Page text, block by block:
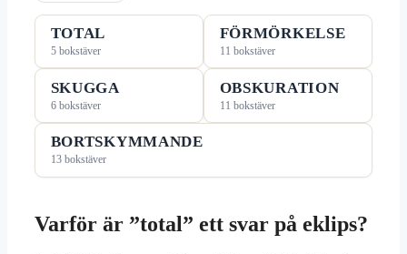
TOTAL
5 bokstäver
FÖRMÖRKELSE
11 bokstäver
SKUGGA
6 bokstäver
OBSKURATION
11 bokstäver
BORTSKYMMANDE
13 bokstäver
Varför är ”total” ett svar på eklips?